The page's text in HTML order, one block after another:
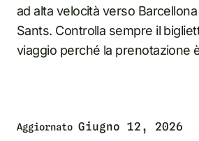
ad alta velocità verso
Sants. Controlla sempre il
viaggio perché la prenotazione
Aggiornato Giugno 12, 2026